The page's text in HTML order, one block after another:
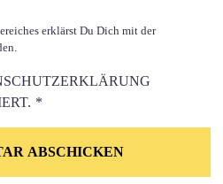
erklärst Du Dich mit der
*